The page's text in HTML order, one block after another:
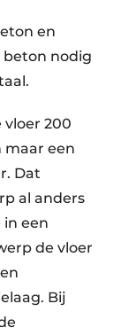
en
beton nodig
200
maar een
Dat
al anders
een
de vloer
Bij